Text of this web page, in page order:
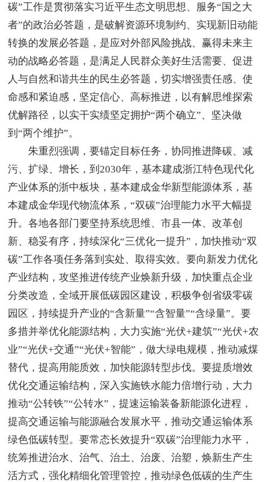
碳”工作是贯彻落实习近平生态文明思想、服务“国之大
者”的政治必答题，是破解资源环境制约、实现新旧动能
转换的发展必答题，是应对外部风险挑战、赢得未来主
动的战略必答题，是满足人民群众美好生活需要、促进
人与自然和谐共生的民生必答题，切实增强责任感、使
命感和紧迫感，坚定信心、高标推进，以有解思维探索
优解路径，以实干实绩坚定拥护“两个确立”、坚决做
到“两个维护”。
朱重烈强调，要锚定目标任务，协同推进降碳、减
污、扩绿、增长，到2030年，基本建成浙江特色现代化
产业体系的浙中板块，基本建成金华新型能源体系，基
本建成金华现代物流体系，“双碳”治理能力水平大幅提
升。各地各部门要坚持系统思维、市县一体、改革创
新、稳妥有序，持续深化“三优化一提升”，加快推动“双
碳”工作各项任务落到实处、取得实效。要向新发力优化
产业结构，攻坚推进传统产业焕新升级，加快重点企业
分类改造，全域开展低碳园区建设，积极争创省级零碳
园区，持续提升产业的“含新量”“含智量”“含绿量”。要
多措并举优化能源结构，大力实施“光伏+建筑”“光伏+农
业”“光伏+交通”“光伏+智能”，做大绿电规模，推动减煤
替代，提高用能质效，加快能源转型步伐。要提质增效
优化交通运输结构，深入实施铁水能力倍增行动，大力
推动“公转铁”“公转水”，提速运输装备新能源化进程，
提高交通运输与能源融合发展水平，推动交通运输体系
绿色低碳转型。要常态长效提升“双碳”治理能力水平，
统筹推进治水、治气、治土、治废、治塑，焕新生产生
活方式，强化精细化管理管控，推动绿色低碳的生产生